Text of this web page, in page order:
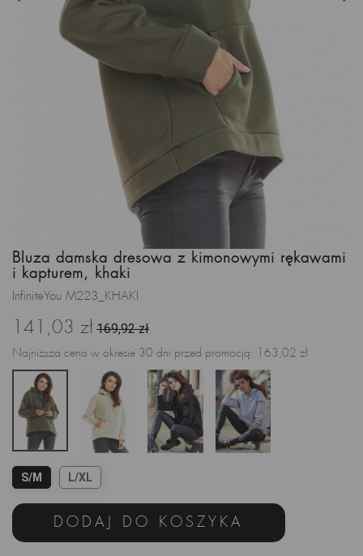
Bluza damska dresowa z kimonowymi rękawami
i kapturem, khaki
InfiniteYou M223_KHAKI
141,03 zł 169,92 zł
Najniższa cena w okresie 30 dni przed promocją: 163,02 zł
S/M L/XL
DODAJ DO KOSZYKA